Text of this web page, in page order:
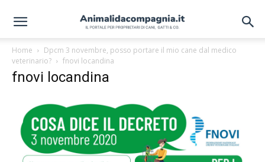
Home
Dpcm 3 novembre, posso portare il mio cane dal medico
veterinario?
fnovi locandina
fnovi locandina